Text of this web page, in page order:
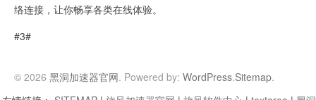
络连接，让你畅享各类在线体验。
#3#
© 2026 黑洞加速器官网. Powered by: WordPress.Sitemap.